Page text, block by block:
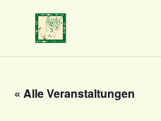
« Alle Veranstaltungen